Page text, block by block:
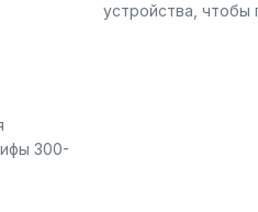
устройства, чтобы
300-